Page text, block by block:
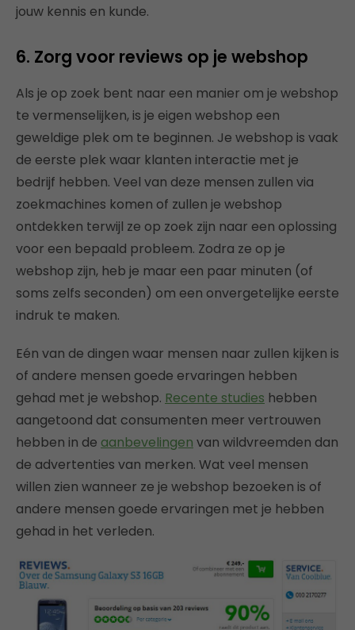
jouw kennis en kunde.
6. Zorg voor reviews op je webshop
Als je op zoek bent naar een manier om je webshop
te vermenselijken, is je eigen webshop een
geweldige plek om te beginnen. Je webshop is vaak
de eerste plek waar klanten interactie met je
bedrijf hebben. Veel van deze mensen zullen via
zoekmachines komen of zullen je webshop
ontdekken terwijl ze op zoek zijn naar een oplossing
voor een bepaald probleem. Zodra ze op je
webshop zijn, heb je maar een paar minuten (of
soms zelfs seconden) om een onvergetelijke eerste
indruk te maken.
Eén van de dingen waar mensen naar zullen kijken is
of andere mensen goede ervaringen hebben
gehad met je webshop. Recente studies hebben
aangetoond dat consumenten meer vertrouwen
hebben in de aanbevelingen van wildvreemden dan
de advertenties van merken. Wat veel mensen
willen zien wanneer ze je webshop bezoeken is of
andere mensen goede ervaringen met je hebben
gehad in het verleden.